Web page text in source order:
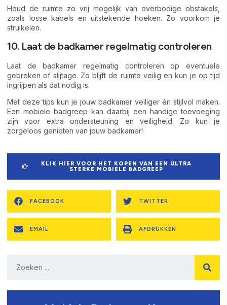
Houd de ruimte zo vrij mogelijk van overbodige obstakels,
zoals losse kabels en uitstekende hoeken. Zo voorkom je
struikelen.
10. Laat de badkamer regelmatig controleren
Laat de badkamer regelmatig controleren op eventuele
gebreken of slijtage. Zo blijft de ruimte veilig en kun je op tijd
ingrijpen als dat nodig is.
Met deze tips kun je jouw badkamer veiliger én stijlvol maken.
Een mobiele badgreep kan daarbij een handige toevoeging
zijn voor extra ondersteuning en veiligheid. Zo kun je
zorgeloos genieten van jouw badkamer!
KLIK HIER VOOR HET KOPEN VAN EEN ULTRA
STERKE MOBIELE BADGREEP
FACEBOOK TWITTER
EMAIL AFDRUKKEN